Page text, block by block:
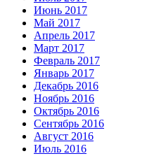
Июнь 2017
Май 2017
Апрель 2017
Март 2017
Февраль 2017
Январь 2017
Декабрь 2016
Ноябрь 2016
Октябрь 2016
Сентябрь 2016
Август 2016
Июль 2016